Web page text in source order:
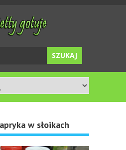
w słoikach